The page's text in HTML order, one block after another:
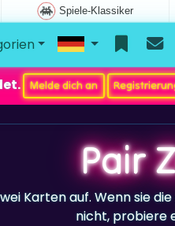
Spiele-Klassiker
Melde dich an
Pair
Karten auf. Wenn sie
nicht, probiere